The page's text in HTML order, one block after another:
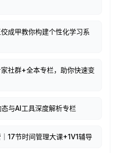
成甲教你构建个性化学习系
社群+全本专栏，助你快速变
与AI工具深度解析专栏
17节时间管理大课+1V1辅导